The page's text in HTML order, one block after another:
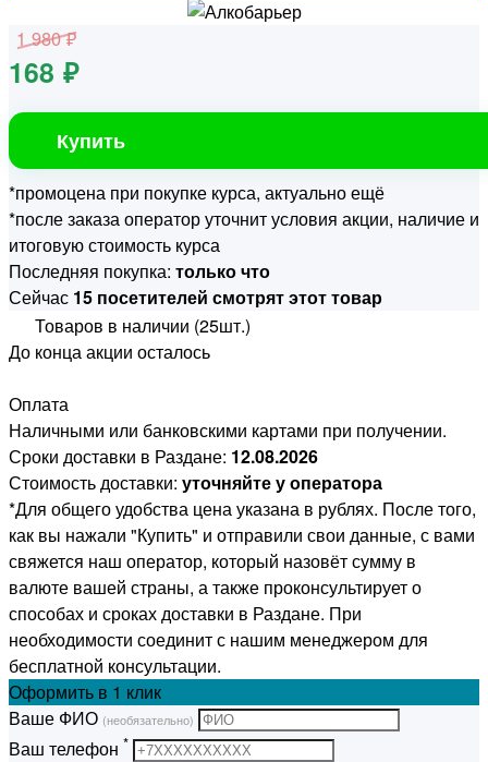
1 980 ₽
168 ₽
Купить
*промоцена при покупке курса, актуально ещё
*после заказа оператор уточнит условия акции, наличие и
итоговую стоимость курса
Последняя покупка: только что
Сейчас 15 посетителей смотрят этот товар
Товаров в наличии (25шт.)
До конца акции осталось
Оплата
Наличными или банковскими картами при получении.
Сроки доставки в Раздане: 12.08.2026
Стоимость доставки: уточняйте у оператора
*Для общего удобства цена указана в рублях. После того,
как вы нажали "Купить" и отправили свои данные, с вами
свяжется наш оператор, который назовёт сумму в
валюте вашей страны, а также проконсультирует о
способах и сроках доставки в Раздане. При
необходимости соединит с нашим менеджером для
бесплатной консультации.
Оформить в 1 клик
Ваше ФИО (необязательно)
Ваш телефон *